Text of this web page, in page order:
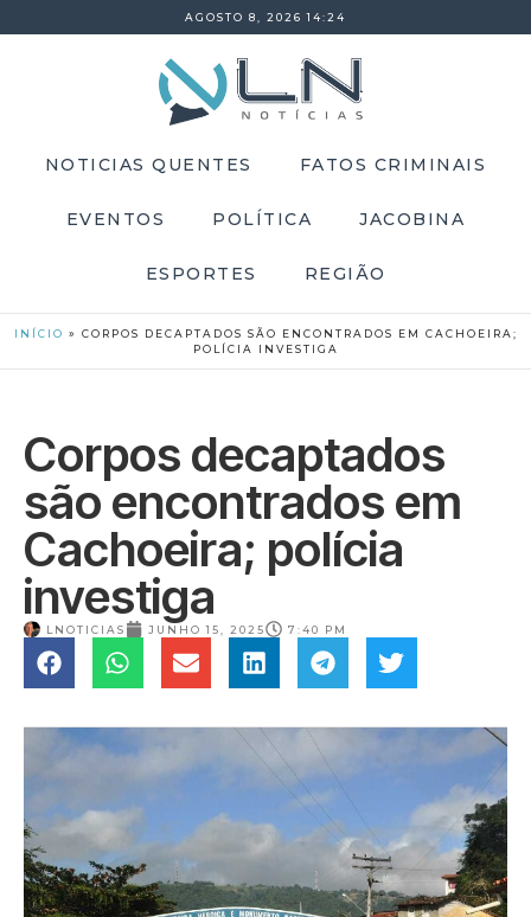
AGOSTO 8, 2026 14:24
NOTICIAS QUENTES FATOS CRIMINAIS
EVENTOS POLÍTICA JACOBINA
ESPORTES REGIÃO
INÍCIO » CORPOS DECAPTADOS SÃO ENCONTRADOS EM CACHOEIRA;
POLÍCIA INVESTIGA
Corpos decaptados
são encontrados em
Cachoeira; polícia
investiga
LNOTICIAS JUNHO 15, 2025 7:40 PM